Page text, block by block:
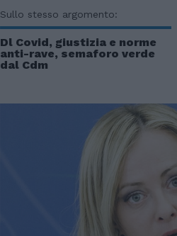
Sullo stesso argomento:
Dl Covid, giustizia e norme
anti-rave, semaforo verde
dal Cdm